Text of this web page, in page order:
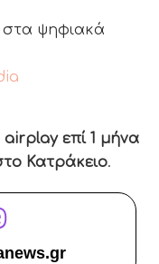
στα ψηφιακά
επί 1 μήνα
Κατράκειο.